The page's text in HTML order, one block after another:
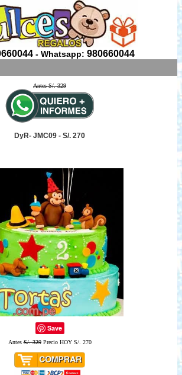
- Whatsapp: 980660044
Antes S/. 329
DyR- JMC09 - S/. 270
Save
AntesS/. 329Precio HOY S/. 270